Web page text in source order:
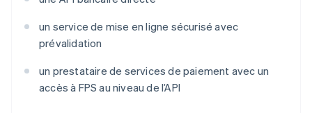
un service de mise en ligne sécurisé avec
prévalidation
un prestataire de services de paiement avec un
accès à FPS au niveau de l’API